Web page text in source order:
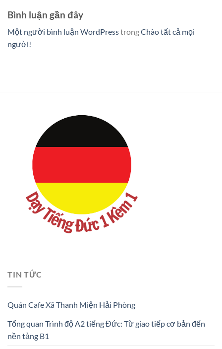
Bình luận gần đây
Một người bình luận WordPresstrongChào tất cả mọi
người!
TIN TỨC
Quán Cafe Xã Thanh Miện Hải Phòng
Tổng quan Trình độ A2 tiếng Đức: Từ giao tiếp cơ bản đến
nền tảng B1